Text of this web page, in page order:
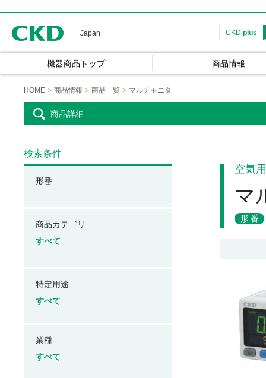
Japan CKD plus
機器商品トップ 商品情報
HOME 商品情報 商品一覧 マルチモニタ
商品詳細
空気
マ
形番
検索条件
形番
商品カテゴリ
すべて
特定用途
すべて
業種
すべて